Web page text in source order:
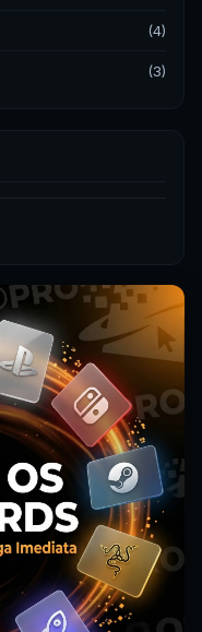
(4)
(3)